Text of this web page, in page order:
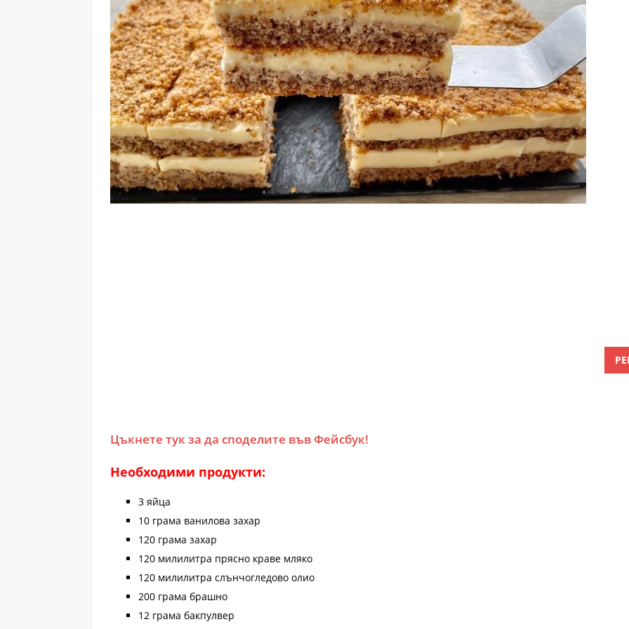
Цъкнете тук за да споделите във Фейсбук!
Необходими продукти:
3 яйца
10 грама ванилова захар
120 грама захар
120 милилитра прясно краве мляко
120 милилитра слънчогледово олио
200 грама брашно
12 грама бакпулвер